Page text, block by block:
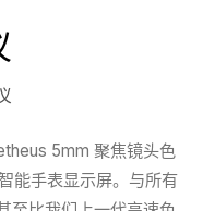
5mm 聚焦镜头色
能手表显示屏。与所有